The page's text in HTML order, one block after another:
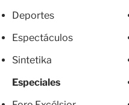
Deportes
Espectáculos
Sintetika
Especiales